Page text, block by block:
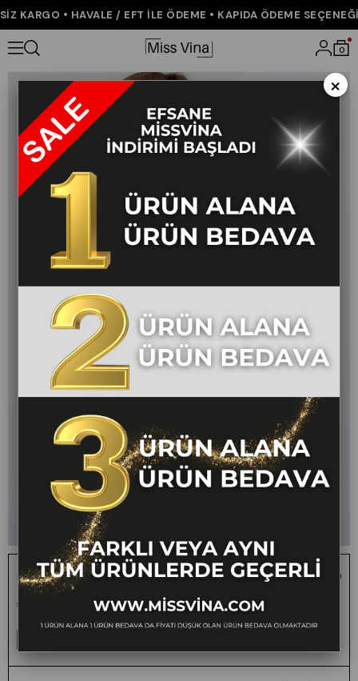
KARGO • HAVALE / EFT İLE ÖDEME • KAPIDA ÖDEME SEÇENEĞİ
0
Anasayfa ÇOK SATANLAR Serelle Puantiye Desenli Yelek
Serelle Puantiye Desenli Yelek
₺899,99
1 ALANA 1 BEDAVA - FARKLI VEYA AYNI TÜM
ÜRÜNLERDE GEÇERLİ
×